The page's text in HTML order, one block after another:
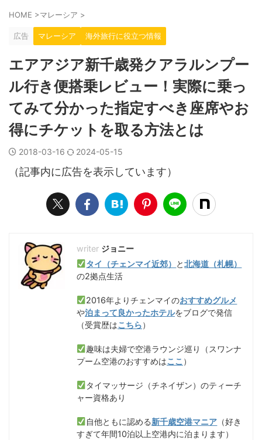
HOME >マレーシア >
広告 マレーシア 海外旅行に役立つ情報
エアアジア新千歳発クアラルンプー
ル行き便搭乗レビュー！実際に乗っ
てみて分かった指定すべき座席やお
得にチケットを取る方法とは
2018-03-16 2024-05-15
（記事内に広告を表示しています）
ジョニー
タイ（チェンマイ近郊） と北海道（札幌）
の2拠点生活
2016年よりチェンマイのおすすめグルメ
や泊まって良かったホテルをブログで発信
（受賞歴はこちら）
趣味は夫婦で空港ラウンジ巡り（スワンナ
プーム空港のおすすめはここ ）
タイマッサージ（チネイザン）のティーチ
ャー資格あり
自他ともに認める新千歳空港マニア （好き
すぎて年間10泊以上空港内に泊まります）